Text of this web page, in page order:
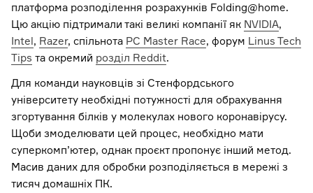
платформа розподілення розрахунків Folding@home.
Цю акцію підтримали такі великі компанії як NVIDIA,
Intel, Razer, спільнота PC Mаster Race, форум Linus Tech
Tips та окремий розділ Reddit.
Для команди науковців зі Стенфордського
університету необхідні потужності для обрахування
згортування білків у молекулах нового коронавірусу.
Щоби змоделювати цей процес, необхідно мати
суперкомп’ютер, однак проєкт пропонує інший метод.
Масив даних для обробки розподіляється в мережі з
тисяч домашніх ПК.